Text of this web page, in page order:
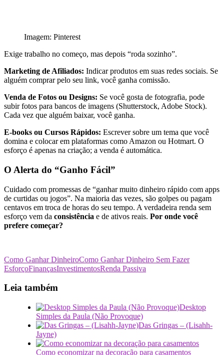
Imagem: Pinterest
Exige trabalho no começo, mas depois “roda sozinho”.
Marketing de Afiliados: Indicar produtos em suas redes sociais. Se
alguém comprar pelo seu link, você ganha comissão.
Venda de Fotos ou Designs: Se você gosta de fotografia, pode
subir fotos para bancos de imagens (Shutterstock, Adobe Stock).
Cada vez que alguém baixar, você ganha.
E-books ou Cursos Rápidos: Escrever sobre um tema que você
domina e colocar em plataformas como Amazon ou Hotmart. O
esforço é apenas na criação; a venda é automática.
O Alerta do “Ganho Fácil”
Cuidado com promessas de “ganhar muito dinheiro rápido com apps
de curtidas ou jogos”. Na maioria das vezes, são golpes ou pagam
centavos em troca de horas do seu tempo. A verdadeira renda sem
esforço vem da consistência e de ativos reais. Por onde você
prefere começar?
Como Ganhar DinheiroComo Ganhar Dinheiro Sem Fazer
EsforçoFinançasInvestimentosRenda Passiva
Leia também
Desktop
Simples da Paula (Não Provoque)
Das Gringas – (Lisahh-
Jayne)
Como economizar na decoração para casamentos